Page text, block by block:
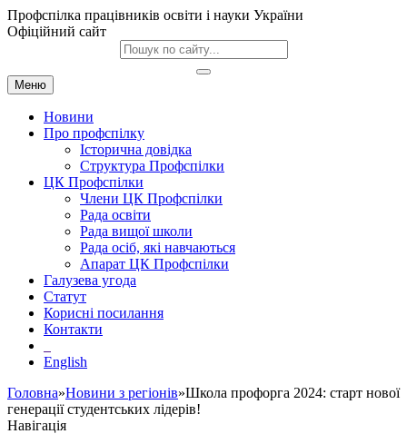
Профспілка працівників освіти і науки України
Офіційний сайт
Меню
Новини
Про профспілку
Історична довідка
Структура Профспілки
ЦК Профспілки
Члени ЦК Профспілки
Рада освіти
Рада вищої школи
Рада осіб, які навчаються
Апарат ЦК Профспілки
Галузева угода
Статут
Корисні посилання
Контакти
English
Головна»Новини з регіонів»Школа профорга 2024: старт нової
генерації студентських лідерів!
Навігація